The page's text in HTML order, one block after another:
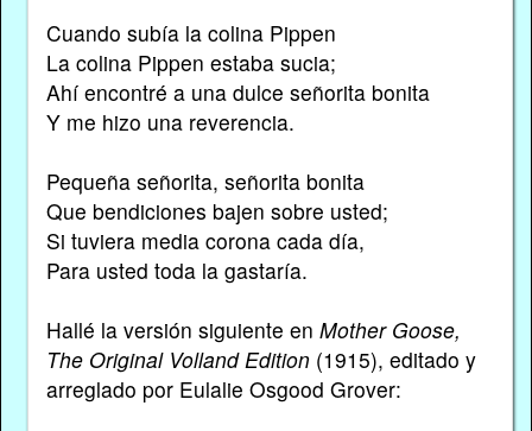
Cuando subía la colina Pippen
La colina Pippen estaba sucia;
Ahí encontré a una dulce señorita bonita
Y me hizo una reverencia.
Pequeña señorita, señorita bonita
Que bendiciones bajen sobre usted;
Si tuviera media corona cada día,
Para usted toda la gastaría.
Hallé la versión siguiente en Mother Goose,
The Original Volland Edition(1915), editado y
arreglado por Eulalie Osgood Grover: